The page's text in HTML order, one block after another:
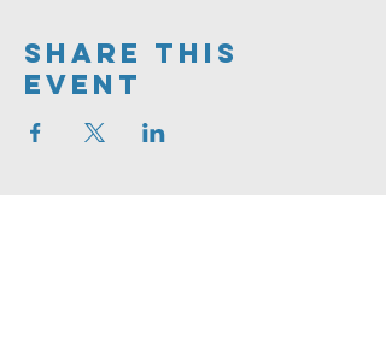
Share This
Event